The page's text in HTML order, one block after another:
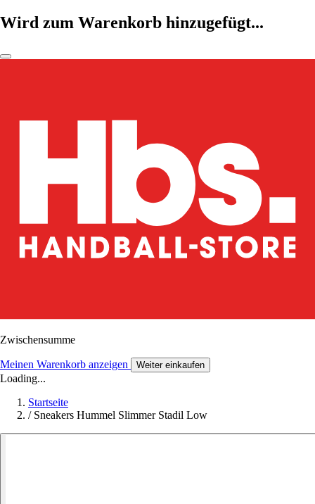
Wird zum Warenkorb hinzugefügt...
Zwischensumme
Meinen Warenkorb anzeigen Weiter einkaufen
Loading...
Startseite
/ Sneakers Hummel Slimmer Stadil Low